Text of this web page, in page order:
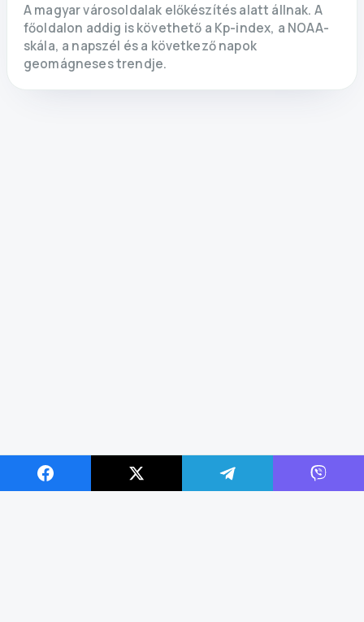
A magyar városoldalak előkészítés alatt állnak. A
főoldalon addig is követhető a Kp-index, a NOAA-
skála, a napszél és a következő napok
geomágneses trendje.